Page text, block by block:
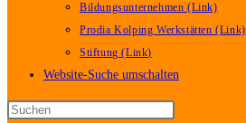
Bildungsunternehmen (Link)
Prodia Kolping Werkstätten (Link)
Stiftung (Link)
Website-Suche umschalten